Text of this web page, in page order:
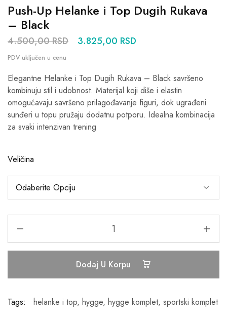
Push-Up Helanke i Top Dugih Rukava
– Black
4.500,00RSD 3.825,00 RSD
Elegantne Helanke i Top Dugih Rukava – Black savršeno
kombinuju stil i udobnost. Materijal koji diše i elastin
omogućavaju savršeno prilagođavanje figuri, dok ugrađeni
sunđeri u topu pružaju dodatnu potporu. Idealna kombinacija
za svaki intenzivan trening
Veličina
Dodaj U Korpu
Tags: helanke i top, hygge, hygge komplet, sportski komplet